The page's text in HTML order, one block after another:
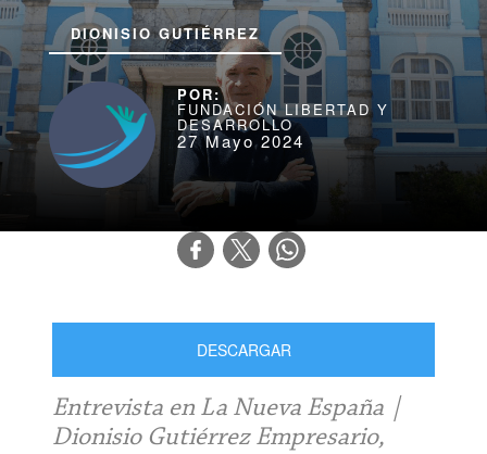
DIONISIO GUTIÉRREZ
FUNDACIÓN LIBERTAD Y
DESARROLLO
27 Mayo 2024
DESCARGAR
Entrevista en La Nueva España |
Dionisio Gutiérrez Empresario,